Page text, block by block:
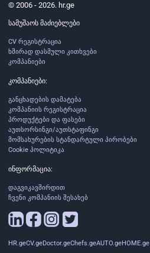
© 2006 - 2026. hr.ge
სამუშაოს მაძიებლები
CV რეგისტრაცია
ხშირად დასმული კითხვები
კომპანიები
კომპანიები:
განცხადების დამატება
კომპანიის რეგისტრაცია
პროდუქტები და ფასები
აუთსორსინგი/აუთსტაფინგი
მომსახურების სტანდარტული პირობები
Cookie პოლიტიკა
ინფორმაცია:
დაგვიკავშირდით
ჩვენი კომპანიის შესახებ
HR.geCV.geDoctor.geChefs.geAUTO.geHOME.ge